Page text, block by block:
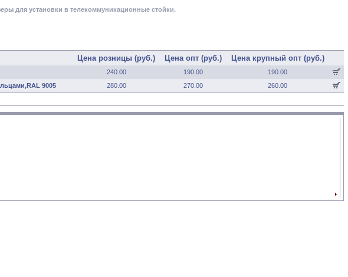
для установки в телекоммуникационные стойки.
Цена розницы (руб.) Цена опт (руб.) Цена крупный опт (руб.)
240.00 190.00
190.00
9005 280.00 270.00 260.00